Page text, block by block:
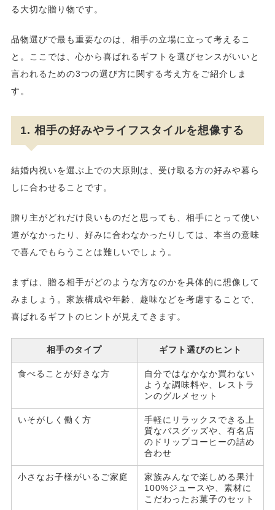
る大切な贈り物です。
品物選びで最も重要なのは、相手の立場に立って考えるこ
と。ここでは、心から喜ばれるギフトを選びセンスがいいと
言われるための3つの選び方に関する考え方をご紹介しま
す。
1. 相手の好みやライフスタイルを想像する
結婚内祝いを選ぶ上での大原則は、受け取る方の好みや暮ら
しに合わせることです。
贈り主がどれだけ良いものだと思っても、相手にとって使い
道がなかったり、好みに合わなかったりしては、本当の意味
で喜んでもらうことは難しいでしょう。
まずは、贈る相手がどのような方なのかを具体的に想像して
みましょう。家族構成や年齢、趣味などを考慮することで、
喜ばれるギフトのヒントが見えてきます。
相手のタイプ ギフト選びのヒント
食べることが好きな方
自分ではなかなか買わない
ような調味料や、レストラ
ンのグルメセット
いそがしく働く方
手軽にリラックスできる上
質なバスグッズや、有名店
のドリップコーヒーの詰め
合わせ
小さなお子様がいるご家庭
家族みんなで楽しめる果汁
100%ジュースや、素材に
こだわったお菓子のセット